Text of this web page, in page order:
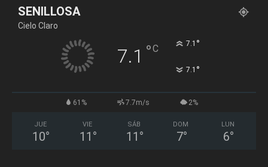
SENILLOSA
Cielo Claro
7.1 °C 7.1 °
7.1 °
61% 7.7m/s 2%
JUE
10°
VIE
11 °
SÁB
11 °
DOM
7°
LUN
6°